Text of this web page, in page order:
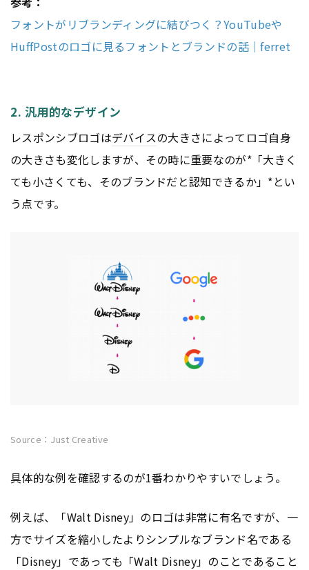
フォントがリブランディングに結びつく？YouTubeや
HuffPostのロゴに見るフォントとブランドの話｜ferret
2. 汎用的なデザイン
レスポンシブロゴはデバイスの大きさによってロゴ自身
の大きさも変化しますが、その時に重要なのが*「大きく
ても小さくても、そのブランドだと認知できるか」*とい
う点です。
Source：Just Creative
具体的な例を確認するのが1番わかりやすいでしょう。
例えば、「Walt Disney」のロゴは非常に有名ですが、一
方でサイズを縮小したよりシンプルなブランド名である
「Disney」であっても「Walt Disney」のことであること